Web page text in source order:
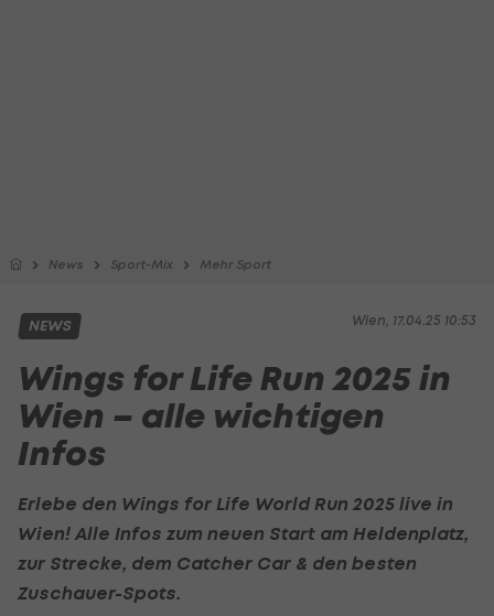
News Sport-Mix Mehr Sport
Wien, 17.04.25 10:53
NEWS
Wings for Life Run 2025 in
Wien – alle wichtigen
Infos
Erlebe den Wings for Life World Run 2025 live in
Wien! Alle Infos zum neuen Start am Heldenplatz,
zur Strecke, dem Catcher Car & den besten
Zuschauer-Spots.